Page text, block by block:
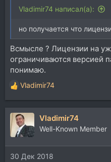
Vladimir74 написал(а):
но получается что
Всмысле ? Лицензии на
ограничиваются версией
понимаю.
Р
е
а
к
ц
и
и
:
Vladimir74
Vladimir74
Well-Known Member
30 Дек 2018